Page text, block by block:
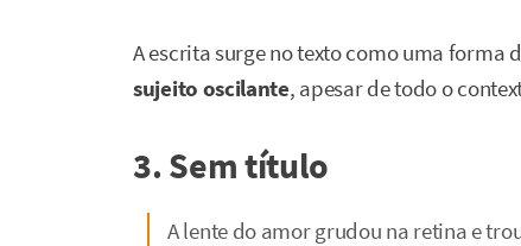
A escrita surge no texto como uma forma
sujeito oscilante, apesar de todo o
3. Sem título
A lente do amor grudou na retina e